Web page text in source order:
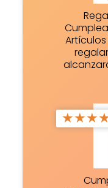
★★★